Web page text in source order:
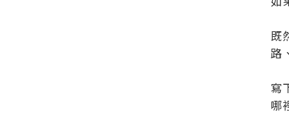
既
路
寫
哪